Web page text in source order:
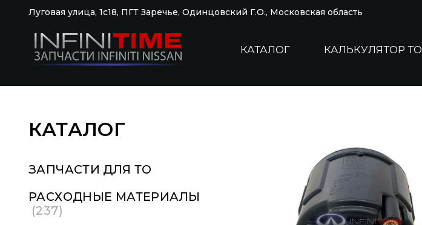
Луговая улица, 1с18, ПГТ Заречье, Одинцовский Г.О., Московская область
КАТАЛОГ КАЛЬКУЛЯТОР ТО
КАТАЛОГ
ЗАПЧАСТИ ДЛЯ ТО
РАСХОДНЫЕ МАТЕРИАЛЫ
(237)